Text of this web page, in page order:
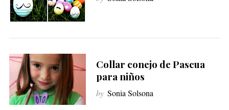
Collar conejo de Pascua
para niños
by Sonia Solsona